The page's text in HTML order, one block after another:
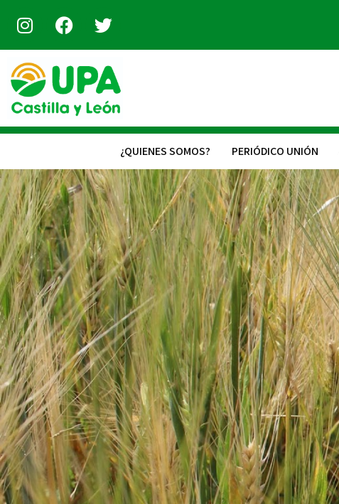
¿QUIENES SOMOS? PERIÓDICO UNIÓN